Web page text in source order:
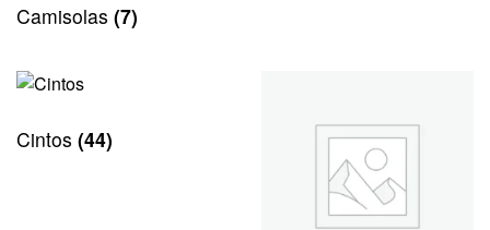
Camisolas (7)
Cintos (44)